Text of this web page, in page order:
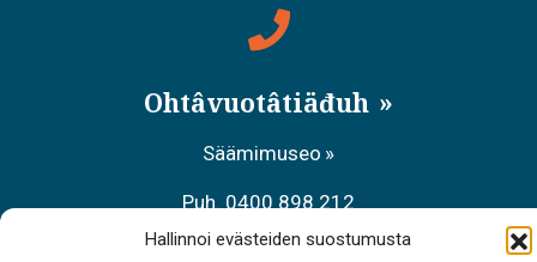
Hallinnoi evästeiden suostumusta
Ohtâvuotâtiäđuh
Säämimuseo
Puh. 0400 898 212
Aanaar palvâlemsaje, Meccihaldâttâs